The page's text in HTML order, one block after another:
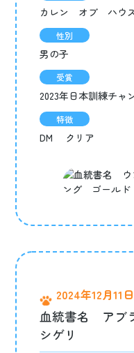
カレン オブ ハウ
性別
男の子
受賞
2023年日本訓練チ
特徴
DM クリア
2024年12月11日
血統書名 ア
シゲリ